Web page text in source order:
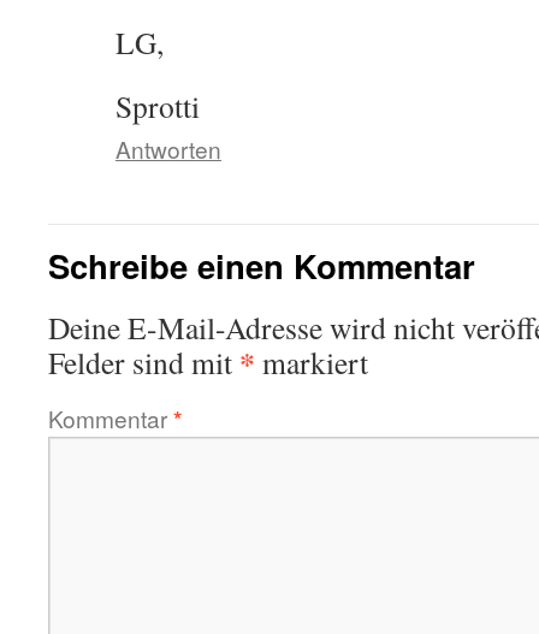
LG,
Sprotti
Antworten
Schreibe einen Kommentar
Deine E-Mail-Adresse wird nicht
Felder sind mit * markiert
Kommentar*